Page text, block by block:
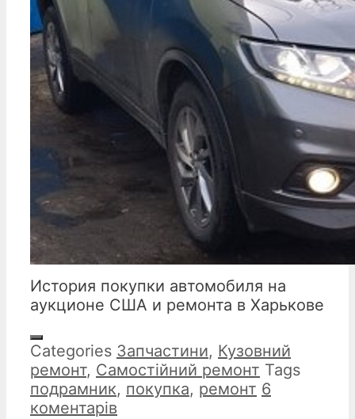
История покупки автомобиля на
аукционе США и ремонта в Харькове
Categories Запчастини, Кузовний
ремонт, Самостійний ремонт Tags
подрамник, покупка, ремонт 6
коментарів